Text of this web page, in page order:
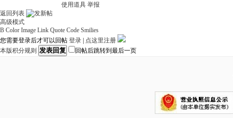
使用道具 举报
返回列表
高级模式
B Color Image Link Quote Code Smilies
您需要登录后才可以回帖 登录
点这里注册
本版积分规则 发表回复 回帖后跳转到最后一页